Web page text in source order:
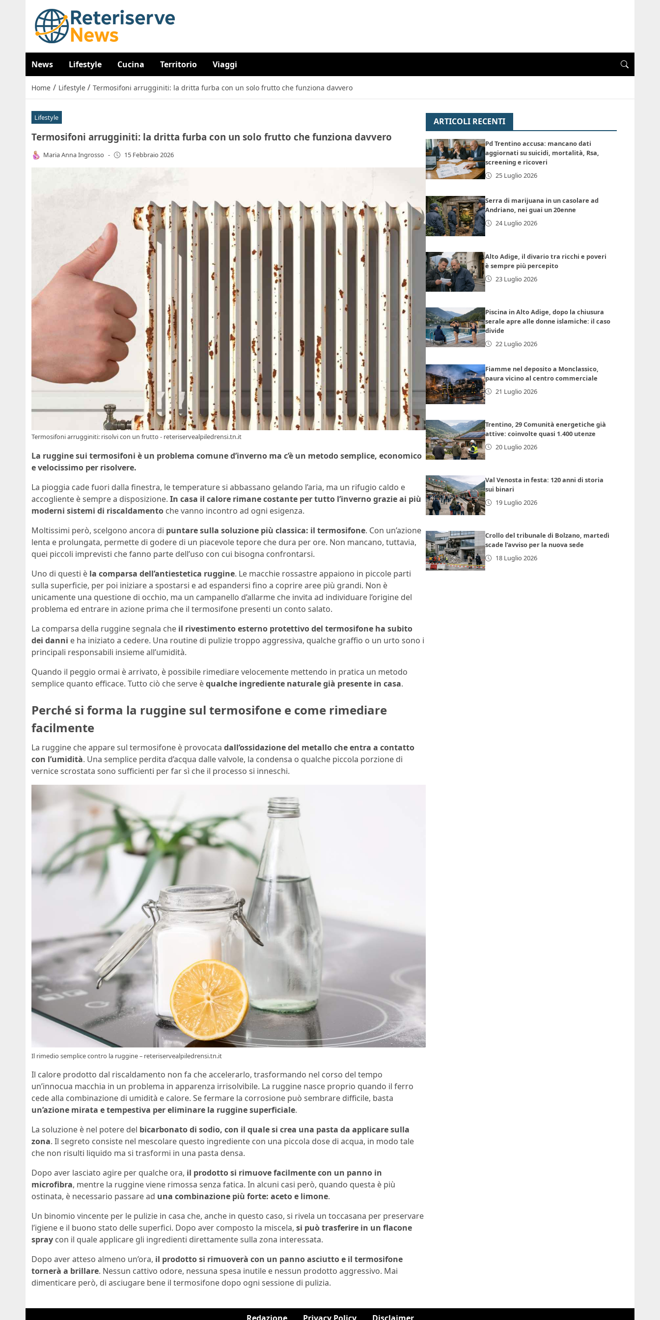
News Lifestyle Cucina Territorio Viaggi
Home / Lifestyle / Termosifoni arrugginiti: la dritta furba con un solo frutto che funziona davvero
Lifestyle
Termosifoni arrugginiti: la dritta furba con un solo frutto che funziona davvero
Maria Anna Ingrosso - 15 Febbraio 2026
Termosifoni arrugginiti: risolvi con un frutto - reteriservealpiledrensi.tn.it
La ruggine sui termosifoni è un problema comune d’inverno ma c’è un metodo semplice, economico
e velocissimo per risolvere.
La pioggia cade fuori dalla finestra, le temperature si abbassano gelando l’aria, ma un rifugio caldo e
accogliente è sempre a disposizione. In casa il calore rimane costante per tutto l’inverno grazie ai più
moderni sistemi di riscaldamento che vanno incontro ad ogni esigenza.
Moltissimi però, scelgono ancora di puntare sulla soluzione più classica: il termosifone. Con un’azione
lenta e prolungata, permette di godere di un piacevole tepore che dura per ore. Non mancano, tuttavia,
quei piccoli imprevisti che fanno parte dell’uso con cui bisogna confrontarsi.
Uno di questi è la comparsa dell’antiestetica ruggine. Le macchie rossastre appaiono in piccole parti
sulla superficie, per poi iniziare a spostarsi e ad espandersi fino a coprire aree più grandi. Non è
unicamente una questione di occhio, ma un campanello d’allarme che invita ad individuare l’origine del
problema ed entrare in azione prima che il termosifone presenti un conto salato.
La comparsa della ruggine segnala che il rivestimento esterno protettivo del termosifone ha subito
dei danni e ha iniziato a cedere. Una routine di pulizie troppo aggressiva, qualche graffio o un urto sono i
principali responsabili insieme all’umidità.
Quando il peggio ormai è arrivato, è possibile rimediare velocemente mettendo in pratica un metodo
semplice quanto efficace. Tutto ciò che serve èqualche ingrediente naturale già presente in casa.
Perché si forma la ruggine sul termosifone e come rimediare
facilmente
La ruggine che appare sul termosifone è provocata dall’ossidazione del metallo che entra a contatto
con l’umidità. Una semplice perdita d’acqua dalle valvole, la condensa o qualche piccola porzione di
vernice scrostata sono sufficienti per far sì che il processo si inneschi.
Il rimedio semplice contro la ruggine – reteriservealpiledrensi.tn.it
Il calore prodotto dal riscaldamento non fa che accelerarlo, trasformando nel corso del tempo
un’innocua macchia in un problema in apparenza irrisolvibile. La ruggine nasce proprio quando il ferro
cede alla combinazione di umidità e calore. Se fermare la corrosione può sembrare difficile, basta
un’azione mirata e tempestiva per eliminare la ruggine superficiale.
La soluzione è nel potere del bicarbonato di sodio, con il quale si crea una pasta da applicare sulla
zona. Il segreto consiste nel mescolare questo ingrediente con una piccola dose di acqua, in modo tale
che non risulti liquido ma si trasformi in una pasta densa.
Dopo aver lasciato agire per qualche ora, il prodotto si rimuove facilmente con un panno in
microfibra, mentre la ruggine viene rimossa senza fatica. In alcuni casi però, quando questa è più
ostinata, è necessario passare ad una combinazione più forte: aceto e limone.
Un binomio vincente per le pulizie in casa che, anche in questo caso, si rivela un toccasana per preservare
l’igiene e il buono stato delle superfici. Dopo aver composto la miscela, si può trasferire in un flacone
spray con il quale applicare gli ingredienti direttamente sulla zona interessata.
Dopo aver atteso almeno un’ora, il prodotto si rimuoverà con un panno asciutto e il termosifone
tornerà a brillare. Nessun cattivo odore, nessuna spesa inutile e nessun prodotto aggressivo. Mai
dimenticare però, di asciugare bene il termosifone dopo ogni sessione di pulizia.
ARTICOLI RECENTI
Pd Trentino accusa: mancano dati
aggiornati su suicidi, mortalità, Rsa,
screening e ricoveri
25 Luglio 2026
Serra di marijuana in un casolare ad
Andriano, nei guai un 20enne
24 Luglio 2026
Alto Adige, il divario tra ricchi e poveri
è sempre più percepito
23 Luglio 2026
Piscina in Alto Adige, dopo la chiusura
serale apre alle donne islamiche: il caso
divide
22 Luglio 2026
Fiamme nel deposito a Monclassico,
paura vicino al centro commerciale
21 Luglio 2026
Trentino, 29 Comunità energetiche già
attive: coinvolte quasi 1.400 utenze
20 Luglio 2026
Val Venosta in festa: 120 anni di storia
sui binari
19 Luglio 2026
Crollo del tribunale di Bolzano, martedì
scade l’avviso per la nuova sede
18 Luglio 2026